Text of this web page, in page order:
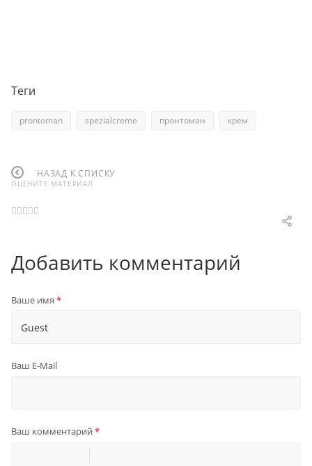
Теги
prontoman spezialcreme пронтоман крем
НАЗАД К СПИСКУ
ОЦЕНИТЕ МАТЕРИАЛ
Добавить комментарий
Ваше имя *
Ваш E-Mail
Ваш комментарий *